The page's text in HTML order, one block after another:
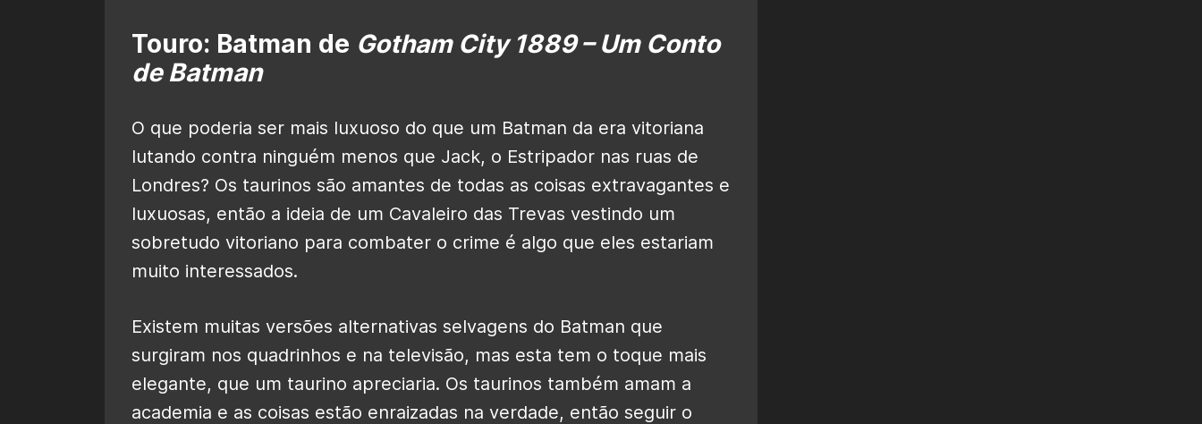
Touro: Batman de Gotham City 1889 – Um Conto
de Batman
O que poderia ser mais luxuoso do que um Batman da era vitoriana
lutando contra ninguém menos que Jack, o Estripador nas ruas de
Londres? Os taurinos são amantes de todas as coisas extravagantes e
luxuosas, então a ideia de um Cavaleiro das Trevas vestindo um
sobretudo vitoriano para combater o crime é algo que eles estariam
muito interessados.
Existem muitas versões alternativas selvagens do Batman que
surgiram nos quadrinhos e na televisão, mas esta tem o toque mais
elegante, que um taurino apreciaria. Os taurinos também amam a
academia e as coisas estão enraizadas na verdade, então seguir o